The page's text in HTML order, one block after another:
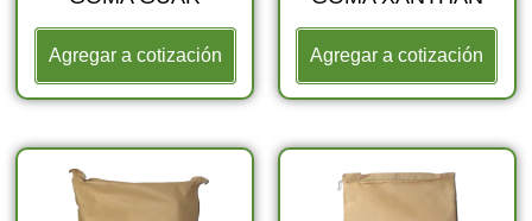
Agregar a cotización Agregar a cotización